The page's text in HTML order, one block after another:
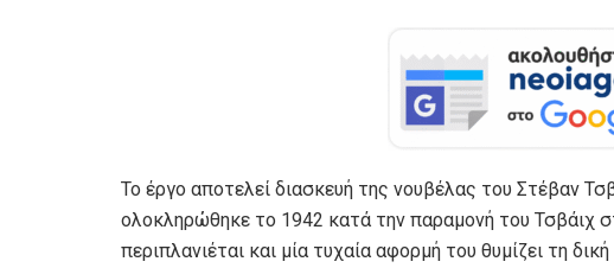
Το έργο αποτελεί διασκευή της νουβέλας του Στέβαν
ολοκληρώθηκε το 1942 κατά την παραμονή του Τσβάιχ
περιπλανιέται και μία τυχαία αφορμή του θυμίζει τη